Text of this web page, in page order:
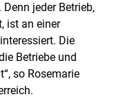
jeder Betrieb,
ist an einer
Die
Betriebe und
so Rosemarie